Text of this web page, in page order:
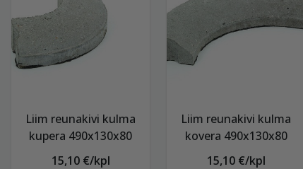
Liim reunakivi kulma
kupera 490x130x80
15,10 €/kpl
Liim reunakivi kulma
kovera 490x130x80
15,10 €/kpl